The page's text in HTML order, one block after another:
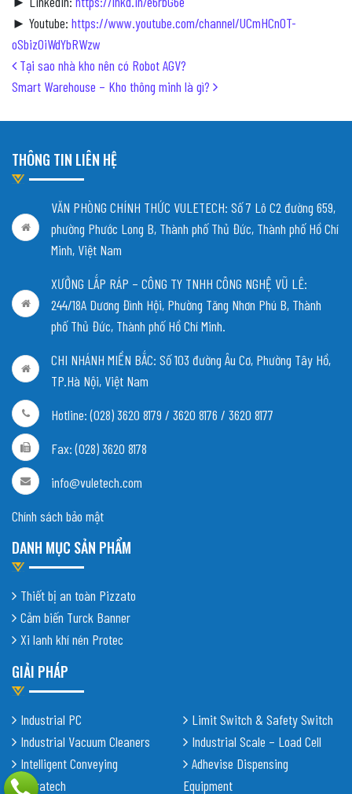
► Youtube: https://www.youtube.com/channel/UCmHCn0T-
oSbizOiWdYbRWzw
Post navigation
Tại sao nhà kho nên có Robot AGV?
Smart Warehouse – Kho thông minh là gì?
THÔNG TIN LIÊN HỆ
VĂN PHÒNG CHÍNH THỨC VULETECH: Số 7 Lô C2 đường 659,
phường Phước Long B, Thành phố Thủ Đức, Thành phố Hồ Chí
Minh, Việt Nam
XƯỞNG LẮP RÁP – CÔNG TY TNHH CÔNG NGHỆ VŨ LÊ:
244/18A Dương Đình Hội, Phường Tăng Nhơn Phú B, Thành
phố Thủ Đức, Thành phố Hồ Chí Minh.
CHI NHÁNH MIỀN BẮC: Số 103 đường Âu Cơ, Phường Tây Hồ,
TP.Hà Nội, Việt Nam
Hotline: (028) 3620 8179 / 3620 8176 / 3620 8177
Fax: (028) 3620 8178
info@vuletech.com
Chính sách bảo mật
DANH MỤC SẢN PHẨM
Thiết bị an toàn Pizzato
Cảm biến Turck Banner
Xi lanh khí nén Protec
GIẢI PHÁP
Industrial PC
Industrial Vacuum Cleaners
Intelligent Conveying
Shiratech
Limit Switch & Safety Switch
Industrial Scale – Load Cell
Adhevise Dispensing
Equipment